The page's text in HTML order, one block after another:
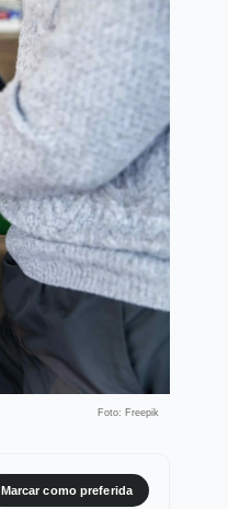
Foto: Freepik
Marcar como preferida